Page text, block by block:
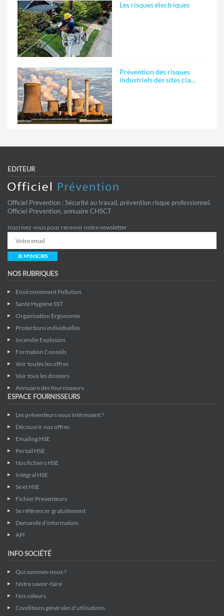
Les risques électriques
Prévention des risques
industriels des sites cla…
EDITEUR
Officiel Prevention : Sécurité au travail, prévention risque professionnel.
Officiel Prevention, annuaire CHSCT
Inscrivez-vous pour recevoir notre newsletter
JE M'INSCRIS
NOS RUBRIQUES
Environnement Pollution
Santé Hygiène SST
Organisation Ergonomie
Protections individuelles
Incendie Explosion
Formation Conseils
Voir toutes les offres
Voir tous les dossiers
Annuaire des fournisseurs
ESPACE FOURNISSEURS
Les préventeurs vous intéressent ?
Découvrir nos offres
Emailing HSE
Portail HSE
Nos fichiers HSE
Intégral HSE
Siret HSE
Fichier Preventeurs
Se référencer gratuitement
Demande d'information
API
INFO SOCIÉTÉ
Qui sommes-nous ?
Notre savoir-faire
Nos valeurs
Conditions générales d'utilisations